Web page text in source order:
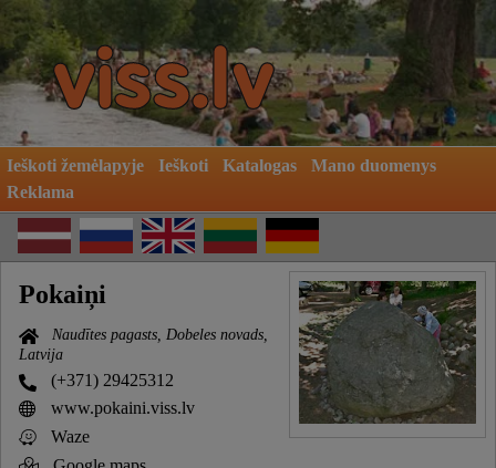
Ieškoti žemėlapyje Ieškoti Katalogas
Mano duomenys
Reklama
Pokaiņi
Naudītes pagasts, Dobeles novads,
Latvija
(+371) 29425312
www.pokaini.viss.lv
Waze